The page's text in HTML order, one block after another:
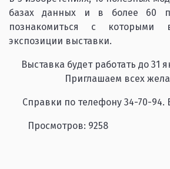
базах данных и в более 60
познакомиться с
экспозиции выставки.
Выставка будет работать до 31
Приглашаем всех
Справки по телефону 34-70-94.
Просмотров: 9258